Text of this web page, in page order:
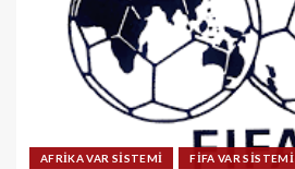
AFRİKA VAR SİSTEMİ FİFA VAR SİSTEMİ